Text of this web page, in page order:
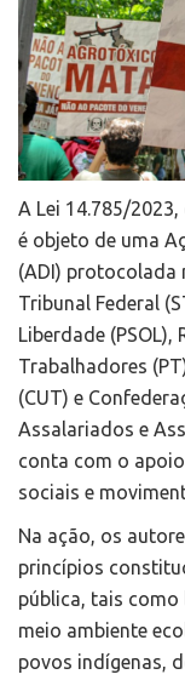
A Lei 14.785/
é objeto de uma
(ADI) protocolada
Tribunal Federal
Liberdade
Trabalhadores
(CUT) e
Assalariados e
conta com o
sociais e
Na ação, os
princípios
pública, tais como
meio ambiente
povos indígenas,